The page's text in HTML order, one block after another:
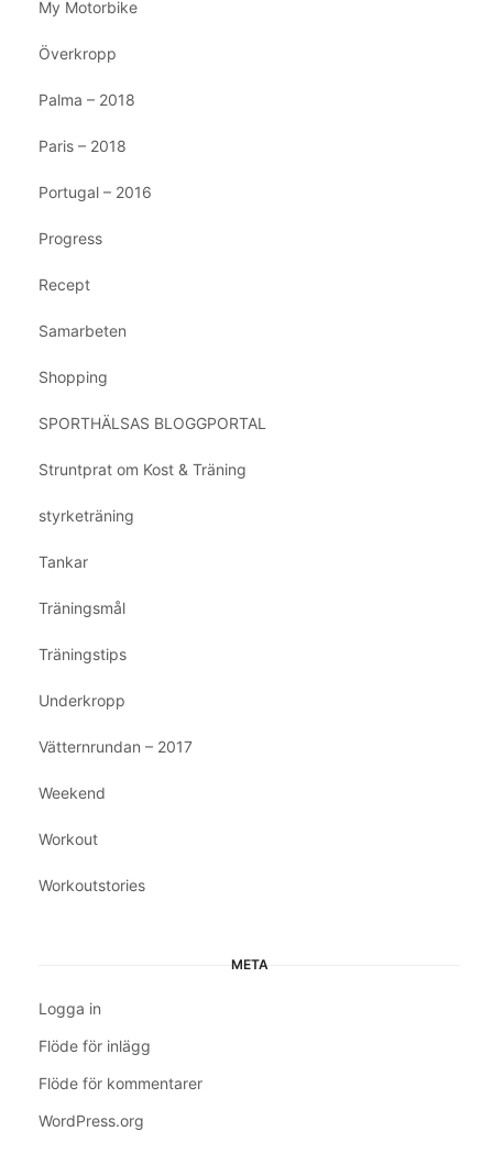
My Motorbike
Överkropp
Palma – 2018
Paris – 2018
Portugal – 2016
Progress
Recept
Samarbeten
Shopping
SPORTHÄLSAS BLOGGPORTAL
Struntprat om Kost & Träning
styrketräning
Tankar
Träningsmål
Träningstips
Underkropp
Vätternrundan – 2017
Weekend
Workout
Workoutstories
META
Logga in
Flöde för inlägg
Flöde för kommentarer
WordPress.org